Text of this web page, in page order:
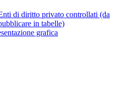
di diritto privato controllati (da
in tabelle)
grafica